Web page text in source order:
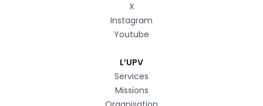
X
Instagram
Youtube
L’UPV
Services
Missions